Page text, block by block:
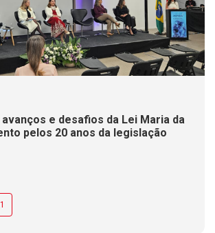
avanços e desafios da Lei Maria da
pelos 20 anos da legislação